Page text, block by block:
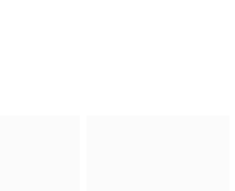
往，一场错位的爱情故事由此展开
卡·巴巴罗 饰）或许是这座城市